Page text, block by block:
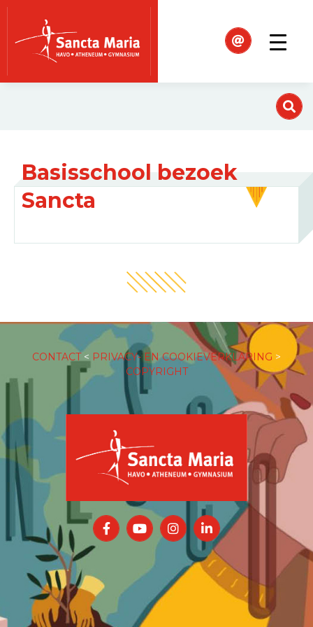
Basisschool bezoek
Sancta
CONTACT< PRIVACY- EN COOKIEVERKLARING >
COPYRIGHT